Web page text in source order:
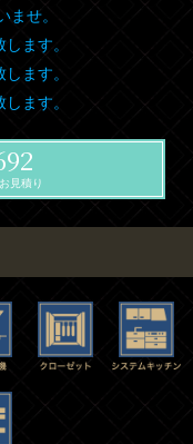
ませ。
ます。
ます。
ます。
見積り